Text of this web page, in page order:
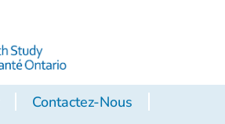
Contactez-Nous